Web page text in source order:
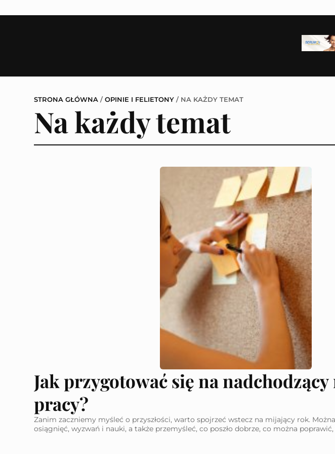
STRONA GŁÓWNA /OPINIE I FELIETONY / NA KAŻDY TEMAT
Na każdy temat
Jak przygotować się na
pracy?
Zanim zaczniemy myśleć o przyszłości, warto spojrzeć wstecz na mijający rok.
osiągnięć, wyzwań i nauki, a także przemyśleć, co poszło dobrze, co można poprawić,